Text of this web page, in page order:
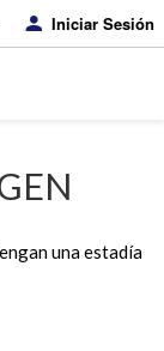
Iniciar Sesión
una estadía